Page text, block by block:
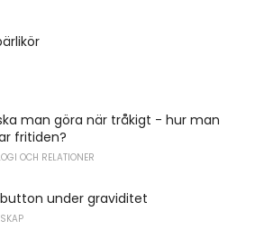
man göra när tråkigt - hur man
fritiden?
OCH RELATIONER
button under graviditet